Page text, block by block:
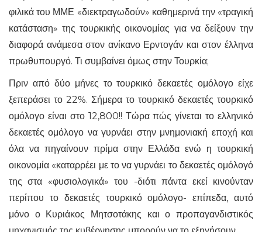
φιλικά του ΜΜΕ «διεκτραγωδούν» καθημερινά την «τραγική
κατάσταση» της τουρκικής οικονομίας για να δείξουν την
διαφορά ανάμεσα στον ανίκανο Ερντογάν και στον έλληνα
πρωθυπουργό. Τι συμβαίνει όμως στην Τουρκία;
Πριν από δύο μήνες το τουρκικό δεκαετές ομόλογο είχε
ξεπεράσει το 22%. Σήμερα το τουρκικό δεκαετές τουρκικό
ομόλογο είναι στο 12,800!! Τώρα πώς γίνεται το ελληνικό
δεκαετές ομόλογο να γυρνάει στην μνημονιακή εποχή και
όλα να πηγαίνουν πρίμα στην Ελλάδα ενώ η τουρκική
οικονομία «καταρρέει με το να γυρνάει το δεκαετές ομόλογό
της στα «φυσιολογικά» του -διότι πάντα εκεί κινούνταν
περίπου το δεκαετές τουρκικό ομόλογο- επίπεδα, αυτό
μόνο ο Κυριάκος Μητσοτάκης και ο προπαγανδιστικός